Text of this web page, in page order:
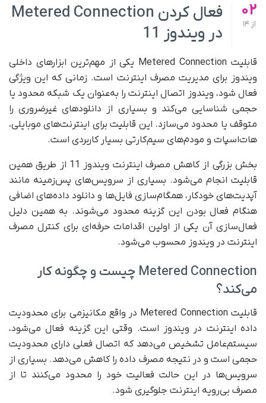
02
از 14
فعال کردن Metered Connection
در ویندوز 11
قابلیت Metered Connection یکی از مهم‌ترین ابزارهای داخلی
ویندوز برای مدیریت مصرف اینترنت است. زمانی که این ویژگی
فعال شود، ویندوز اتصال اینترنت را به‌عنوان یک شبکه محدود یا
حجمی شناسایی می‌کند و بسیاری از دانلودهای غیرضروری را
متوقف یا محدود می‌سازد. این قابلیت برای اینترنت‌های موبایلی،
هات‌اسپات و مودم‌های سیم‌کارتی بسیار کاربردی است.
بخش بزرگی از کاهش مصرف اینترنت ویندوز 11 از طریق همین
قابلیت انجام می‌شود. بسیاری از سرویس‌های پس‌زمینه مانند
آپدیت‌های خودکار، همگام‌سازی فایل‌ها و دانلود داده‌های اضافی
هنگام فعال بودن این گزینه محدود می‌شوند. به همین دلیل
فعال‌سازی آن یکی از اولین اقدامات حرفه‌ای برای کنترل مصرف
اینترنت در ویندوز محسوب می‌شود.
Metered Connection چیست و چگونه کار
می‌کند؟
قابلیت Metered Connection در واقع مکانیزمی برای محدودیت
داده اینترنت در ویندوز است. وقتی این گزینه فعال می‌شود،
سیستم‌عامل تشخیص می‌دهد که اتصال فعلی دارای محدودیت
حجمی است و در نتیجه مصرف داده را کاهش می‌دهد. بسیاری از
سرویس‌ها در این حالت فعالیت خود را محدود می‌کنند تا از
مصرف بی‌رویه اینترنت جلوگیری شود.